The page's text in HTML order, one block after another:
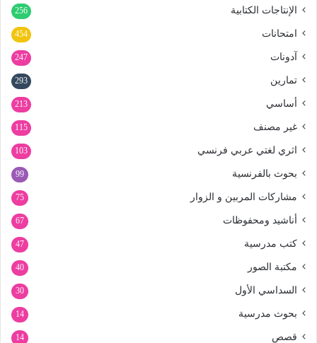
الإنتاجات الكتابية 256
امتحانات 454
آدونات 247
تمارين 293
أساسي 213
غير مصنف 115
اثري لغتي عربي فرنسي 103
بحوث بالفرنسية 99
مشاركات المربين و الزوار 75
أناشيد ومحفوظات 67
كتب مدرسية 47
مكتبة الصور 40
السداسي الأول 30
بحوث مدرسية 14
قصص 14